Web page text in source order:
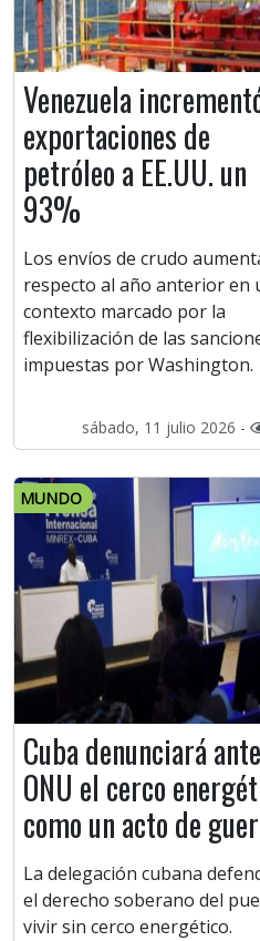
Venezuela
exportaciones de
petróleo a EE.UU. un
93%
Los envíos de crudo
respecto al año anterior en
contexto marcado por la
flexibilización de las
impuestas por Washington.
sábado, 11 julio 2026 -
MUNDO
Cuba denunciará
ONU el cerco
como un acto de
La delegación cubana
el derecho soberano del
vivir sin cerco energético.